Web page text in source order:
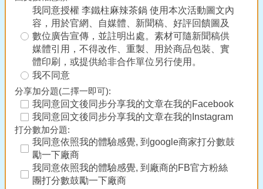
我同意授權 李鐵柱麻辣茶鍋 使用本次活動圖文內
容，用於官網、自媒體、新聞稿、好評回饋圖及
數位廣告宣傳，並註明出處。素材可隨新聞稿供
媒體引用，不得改作、重製、用於商品包裝、實
體印刷，或提供給非合作單位另行使用。
我不同意
分享加分題(二擇一即可):
我同意回文後同步分享我的文章在我的Facebook
我同意回文後同步分享我的文章在我的Instagram
打分數加分題:
我同意依照我的體驗感覺, 到google商家打分數鼓
勵一下廠商
我同意依照我的體驗感覺, 到廠商的FB官方粉絲
團打分數鼓勵一下廠商